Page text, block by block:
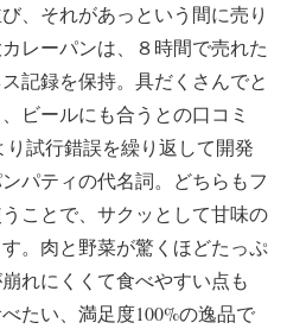
、それがあっという間に売り
レーパンは、８時間で売れた
記録を保持。具だくさんでと
ビールにも合うとの口コミ
り試行錯誤を繰り返して開発
パティの代名詞。どちらもフ
ことで、サクッとして甘味の
。肉と野菜が驚くほどたっぷ
れにくくて食べやすい点も
たい、満足度100%の逸品で